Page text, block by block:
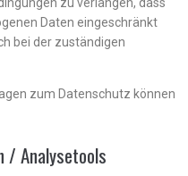
Daten eingeschränkt
bei der zuständigen
zum Datenschutz können
/ Analysetools